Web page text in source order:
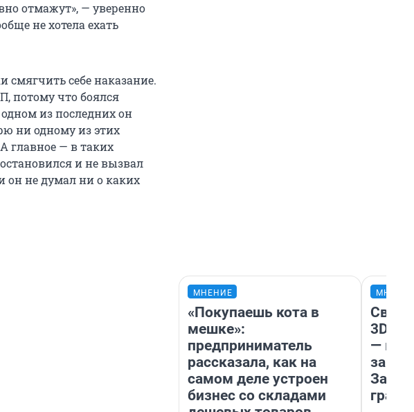
отмажут», — уверенно
не хотела ехать
себе наказание.
потому что боялся
из последних он
ни одному из этих
главное — в таких
и не вызвал
он не думал ни о каких
МНЕНИЕ
«Покупаешь кота в
мешке»:
предприниматель
рассказала, как на
самом деле устроен
бизнес со складами
— как